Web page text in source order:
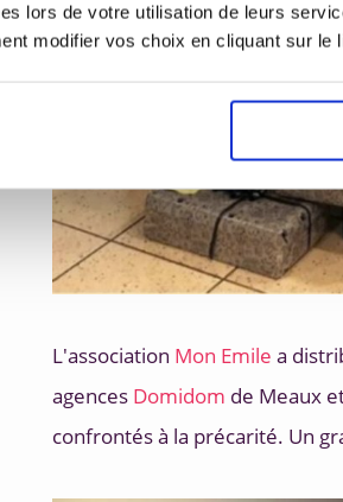
lors de votre utilisation de leurs
modifier vos choix en cliquant sur
L'association Mon Emile a
agences Domidom de Meaux
confrontés à la précarité. Un